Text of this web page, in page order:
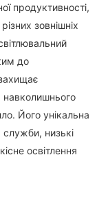
продуктивності,
зовнішніх
до
навколишнього
Його унікальна
служби, низькі
освітлення